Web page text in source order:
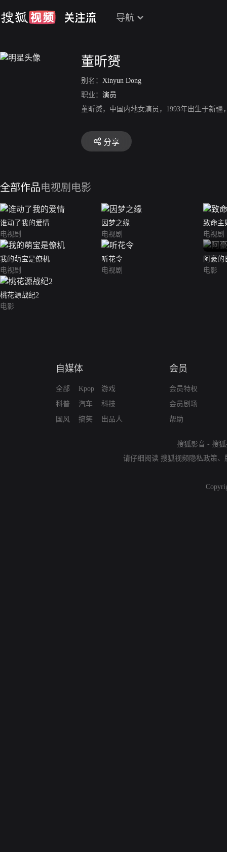
导航
董昕赟
别名： Xinyun Dong
职业： 演员
董昕赟，中国内地女演员，1993年出生于新
分享
全部作品电视剧 电影
谁动了我的爱情
电视剧
因梦之缘
电视剧
致命主
电视剧
我的萌宝是僚机
电视剧
听花令
电视剧
阿豪的
电影
桃花源战纪2
电影
自媒体
全部
科普
国风
Kpop
汽车
搞笑
游戏
科技
出品人
会员
会员特权
会员剧场
帮助
搜狐影音 - 搜
请仔细阅读 搜狐视频隐私政策、